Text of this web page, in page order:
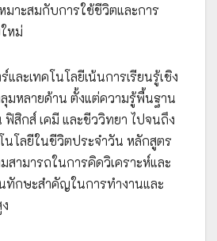
มาะสมกับการใช้ชีวิตและการ
หม่
ละเทคโนโลยีเน้นการเรียนรู้เชิง
หลายด้าน ตั้งแต่ความรู้พื้นฐาน
ฟิสิกส์ เคมี และชีววิทยา ไปจนถึง
นโลยีในชีวิตประจำวัน หลักสูตร
สามารถในการคิดวิเคราะห์และ
ทักษะสำคัญในการทำงานและ